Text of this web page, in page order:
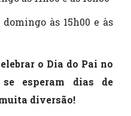
domingo às 15h00 e às
o Dia do Pai no
esperam dias de
diversão!